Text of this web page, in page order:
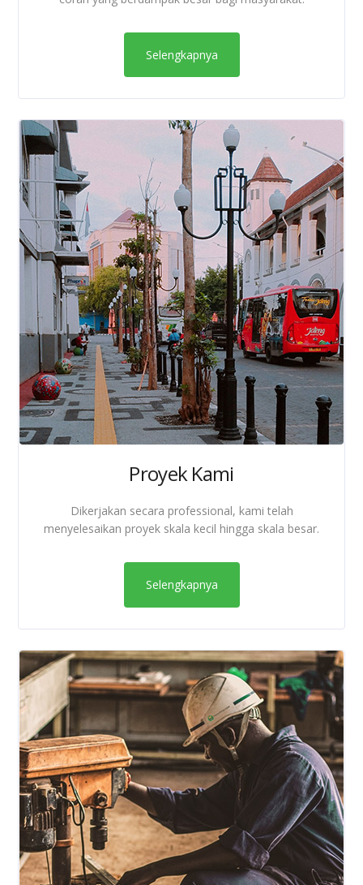
Selengkapnya
Proyek Kami
Dikerjakan secara professional, kami telah
menyelesaikan proyek skala kecil hingga skala besar.
Selengkapnya